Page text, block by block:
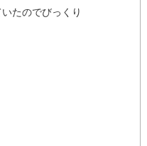
たのでびっくり